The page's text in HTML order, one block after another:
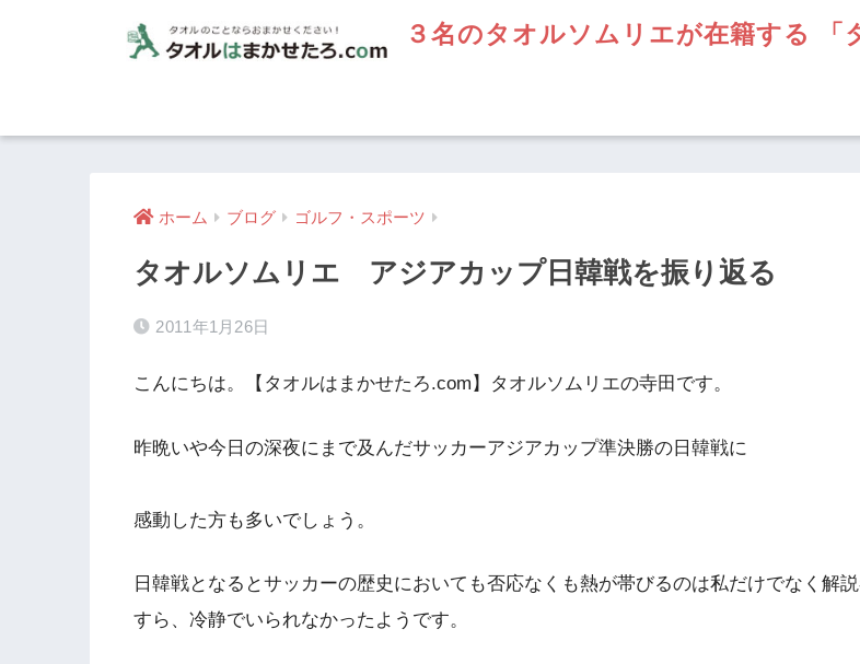
３名のタオルソムリエが在籍する
ホーム ブログ ゴルフ・スポーツ
タオルソムリエ アジアカップ日韓戦を振り返る
2011年1月26日
こんにちは。【タオルはまかせたろ.com】タオルソムリエの寺田です。
昨晩いや今日の深夜にまで及んだサッカーアジアカップ準決勝の日韓戦に
感動した方も多いでしょう。
日韓戦となるとサッカーの歴史においても否応なくも熱が帯びるのは私だけでなく解
すら、冷静でいられなかったようです。